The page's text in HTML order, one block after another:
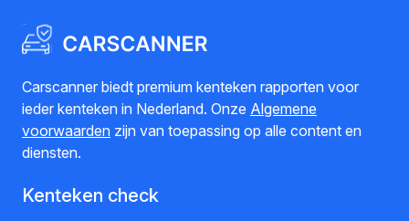
Carscanner biedt premium kenteken rapporten voor
ieder kenteken in Nederland. Onze Algemene
voorwaarden zijn van toepassing op alle content en
diensten.
Kenteken check